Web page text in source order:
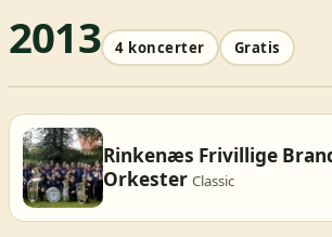
2013 4 koncerter Gratis
Rinkenæs Frivillige
Orkester Classic